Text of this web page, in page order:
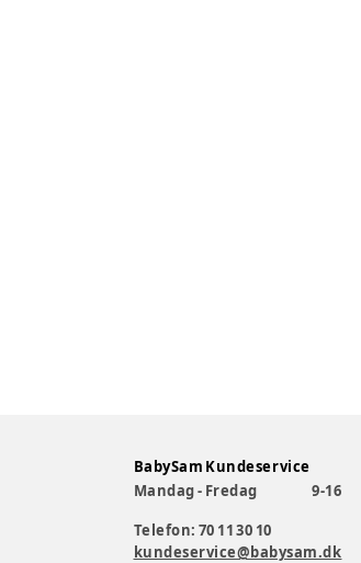
BabySam Kundeservice
Mandag - Fredag
9-16
Telefon: 70 11 30 10
kundeservice@babysam.dk